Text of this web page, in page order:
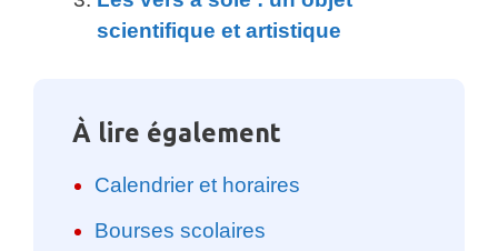
scientifique et artistique
À lire également
Calendrier et horaires
Bourses scolaires